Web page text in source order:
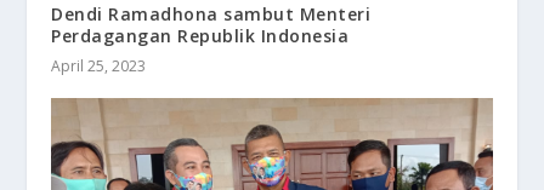
Dendi Ramadhona sambut Menteri
Perdagangan Republik Indonesia
April 25, 2023